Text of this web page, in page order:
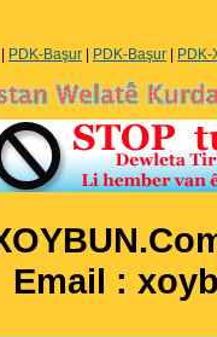
PDK-Başur PDK-Başur
Email :